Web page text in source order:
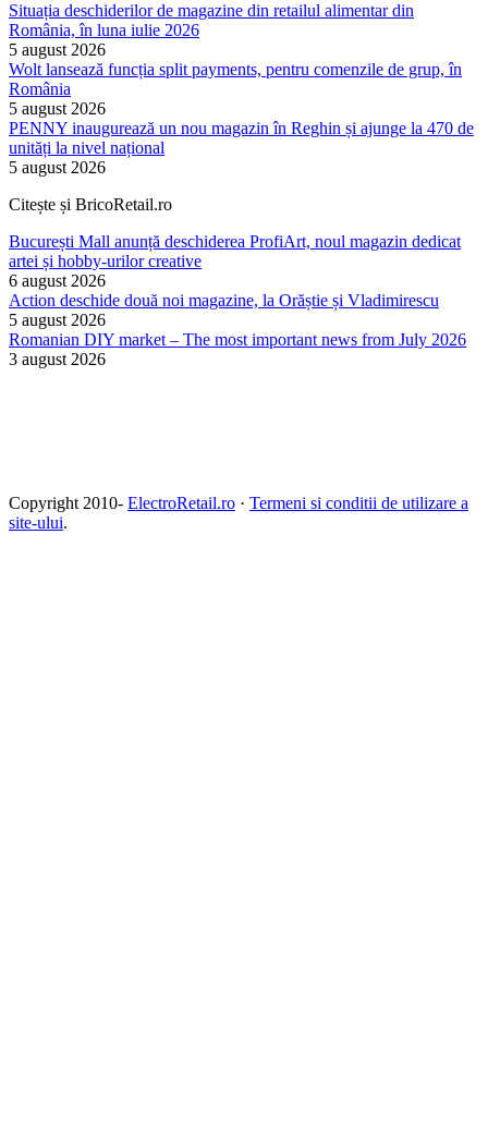
Situația deschiderilor de magazine din retailul alimentar din
România, în luna iulie 2026
5 august 2026
Wolt lansează funcția split payments, pentru comenzile de grup, în
România
5 august 2026
PENNY inaugurează un nou magazin în Reghin și ajunge la 470 de
unități la nivel național
5 august 2026
Citește și BricoRetail.ro
București Mall anunță deschiderea ProfiArt, noul magazin dedicat
artei și hobby-urilor creative
6 august 2026
Action deschide două noi magazine, la Orăștie și Vladimirescu
5 august 2026
Romanian DIY market – The most important news from July 2026
3 august 2026
Copyright 2010- ElectroRetail.ro · Termeni si conditii de utilizare a
site-ului.